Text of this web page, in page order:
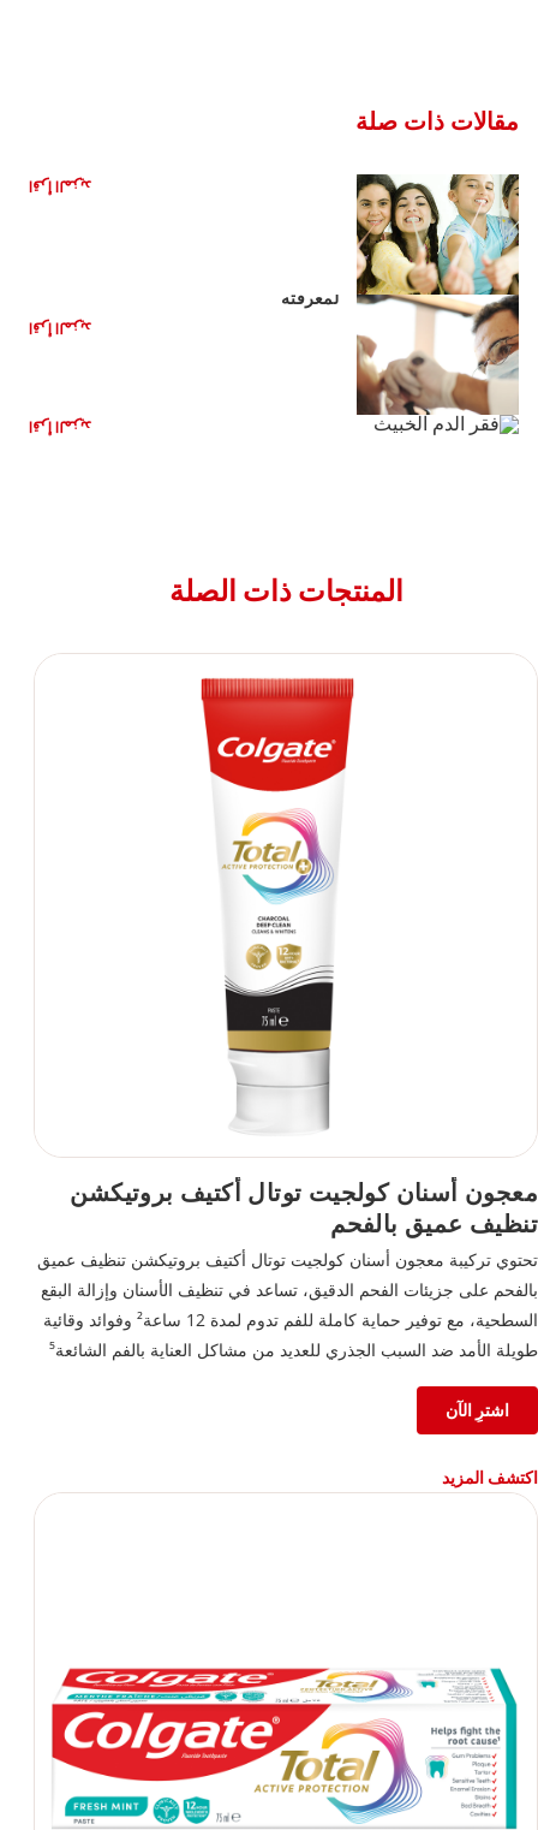
مقالات ذات صلة
اقرأ المزيد
لمعرفته
اقرأ المزيد
اقرأ المزيد
المنتجات ذات الصلة
معجون أسنان كولجيت توتال أكتيف بروتيكشن
تنظيف عميق بالفحم
تحتوي تركيبة معجون أسنان كولجيت توتال أكتيف بروتيكشن تنظيف عميق
بالفحم على جزيئات الفحم الدقيق، تساعد في تنظيف الأسنان وإزالة البقع
السطحية، مع توفير حماية كاملة للفم تدوم لمدة 12 ساعة² وفوائد وقائية
طويلة الأمد ضد السبب الجذري للعديد من مشاكل العناية بالفم الشائعة⁵
⁵تقليل طبقة البلاك مقارنةً بأي معجون أسنان بالفلورايد، مع الاستخدام
المستمر لمدة 3 أشهر
اشترِ الآن
اكتشف المزيد